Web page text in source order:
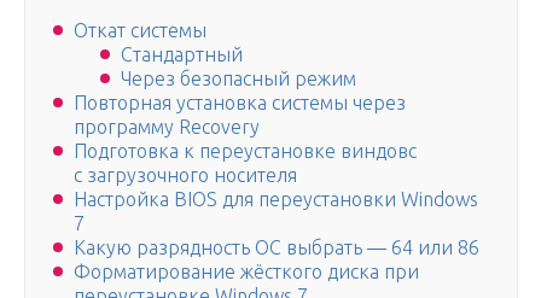
Откат системы
Стандартный
Через безопасный режим
Повторная установка системы через
программу Recovery
Подготовка к переустановке виндовс
с загрузочного носителя
Настройка BIOS для переустановки Windows
7
Какую разрядность ОС выбрать — 64 или 86
Форматирование жёсткого диска при